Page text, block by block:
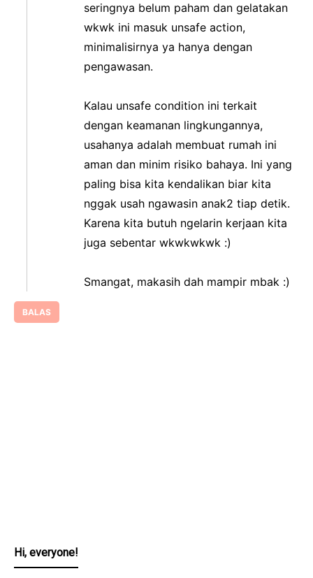
BALAS
seringnya belum paham dan gelatakan
wkwk ini masuk unsafe action,
minimalisirnya ya hanya dengan
pengawasan.
Kalau unsafe condition ini terkait
dengan keamanan lingkungannya,
usahanya adalah membuat rumah ini
aman dan minim risiko bahaya. Ini yang
paling bisa kita kendalikan biar kita
nggak usah ngawasin anak2 tiap detik.
Karena kita butuh ngelarin kerjaan kita
juga sebentar wkwkwkwk :)
Smangat, makasih dah mampir mbak :)
Hi, everyone!